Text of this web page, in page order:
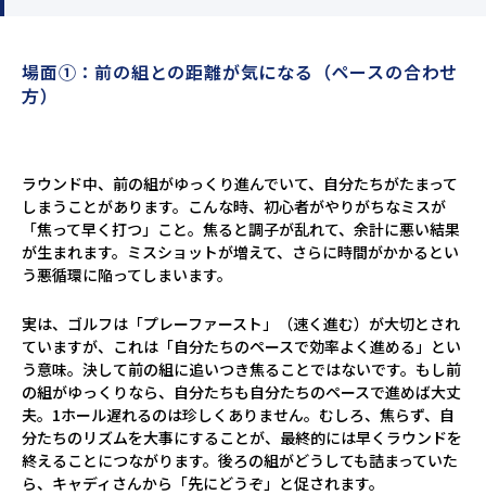
場面①：前の組との距離が気になる（ペースの合わせ
方）
ラウンド中、前の組がゆっくり進んでいて、自分たちがたまって
しまうことがあります。こんな時、初心者がやりがちなミスが
「焦って早く打つ」こと。焦ると調子が乱れて、余計に悪い結果
が生まれます。ミスショットが増えて、さらに時間がかかるとい
う悪循環に陥ってしまいます。
実は、ゴルフは「プレーファースト」（速く進む）が大切とされ
ていますが、これは「自分たちのペースで効率よく進める」とい
う意味。決して前の組に追いつき焦ることではないです。もし前
の組がゆっくりなら、自分たちも自分たちのペースで進めば大丈
夫。1ホール遅れるのは珍しくありません。むしろ、焦らず、自
分たちのリズムを大事にすることが、最終的には早くラウンドを
終えることにつながります。後ろの組がどうしても詰まっていた
ら、キャディさんから「先にどうぞ」と促されます。